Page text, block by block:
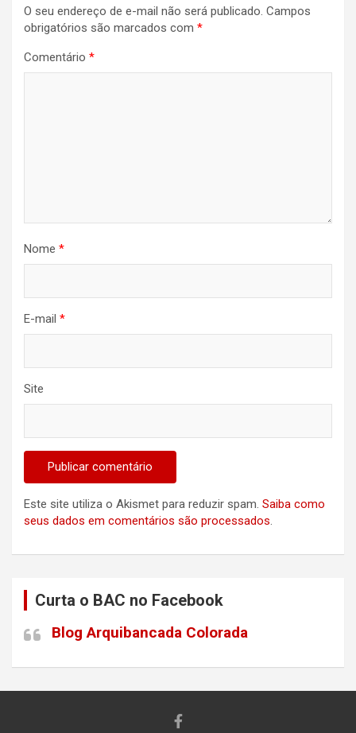
O seu endereço de e-mail não será publicado. Campos
obrigatórios são marcados com *
Comentário *
Nome *
E-mail *
Site
Este site utiliza o Akismet para reduzir spam. Saiba como
seus dados em comentários são processados.
Curta o BAC no Facebook
Blog Arquibancada Colorada